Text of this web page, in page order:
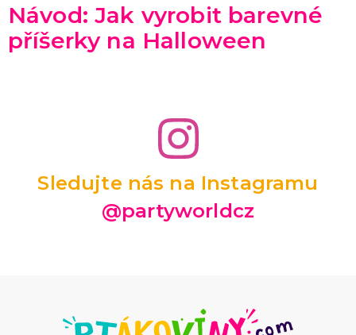
Návod: Jak vyrobit barevné
příšerky na Halloween
Sledujte nás na Instagramu
@partyworldcz